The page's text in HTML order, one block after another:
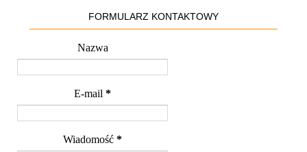
FORMULARZ KONTAKTOWY
Nazwa
E-mail *
Wiadomość *